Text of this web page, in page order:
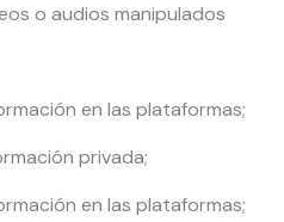
o audios manipulados
en las plataformas;
privada;
en las plataformas;